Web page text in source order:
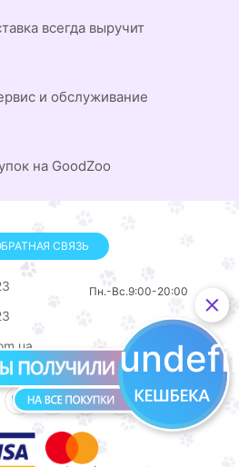
всегда выручит
и обслуживание
на GoodZoo
СВЯЗЬ
Пн.-Вс.9:00-20:00